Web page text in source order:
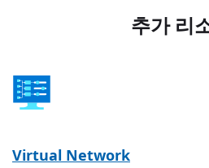
추가 리
Virtual Network